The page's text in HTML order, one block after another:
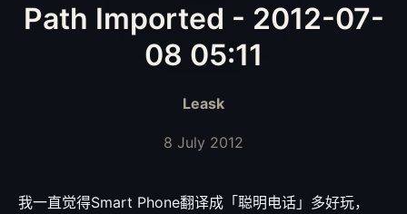
Path Imported - 2012-07-
08 05:11
Leask
8 July 2012
我一直觉得Smart Phone翻译成「聪明电话」多好玩，